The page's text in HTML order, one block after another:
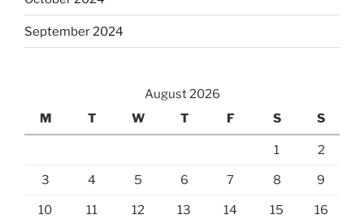
September 2024
August 2026
M
T W T F S S
1 2
3 4 5 6 7 8 9
10 11 12 13 14 15 16